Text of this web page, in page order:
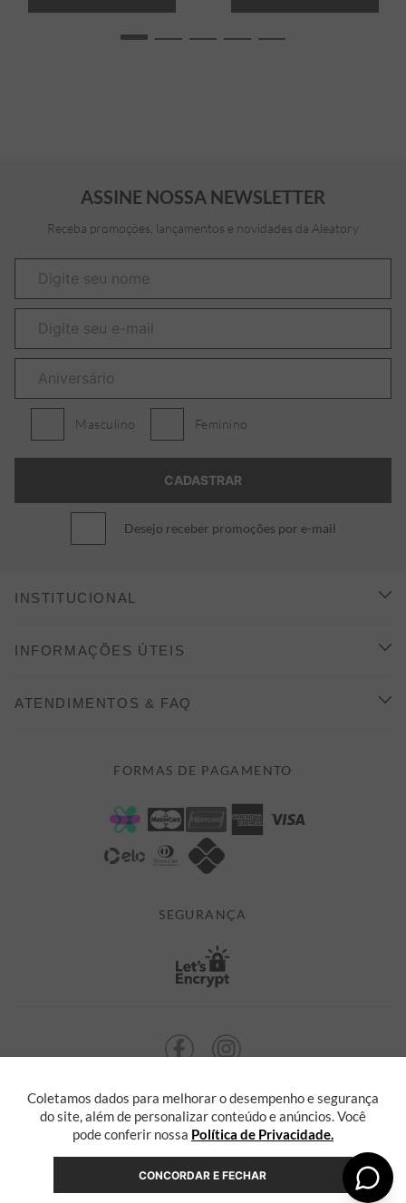
Coletamos dados para melhorar o desempenho e segurança
do site, além de personalizar conteúdo e anúncios. Você
pode conferir nossa Política de Privacidade.
CONCORDAR E FECHAR
ASSINE NOSSA NEWSLETTER
Receba promoções, lançamentos e novidades da Aleatory
Masculino Feminino
Desejo receber promoções por e-mail
INSTITUCIONAL
CONHEÇA A ALEATORY
INFORMAÇÕES ÚTEIS
FORMAS DE PAGAMENTO
POLÍTICA DE PRIVACIDADE
ATENDIMENTOS & FAQ
ATENDIMENTO@ALEATORYSTORE.COM.BR
FORMAS DE PAGAMENTO
SEGURANÇA
ALEATORY @ 2013 TODOS OS DIREITOS RESERVADOS. Radasha Comércio
Eletrônico e Serviços Ltda, com sede na Rua F, nº 329, LT12 QDXI
Serra, Espírito Santo - ES, inscrita no CNPJ sob o nº 55.871.646/0001-36